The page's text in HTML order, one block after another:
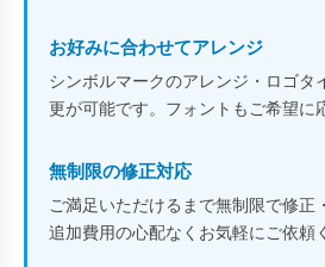
お好みに合わせてアレンジ
シンボルマークのアレンジ・ロゴタ
更が可能です。フォントもご希望に
無制限の修正対応
ご満足いただけるまで無制限で修正
追加費用の心配なくお気軽にご依頼